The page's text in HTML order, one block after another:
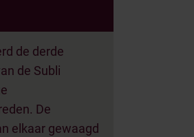
de derde
de Subli
De
elkaar gewaagd